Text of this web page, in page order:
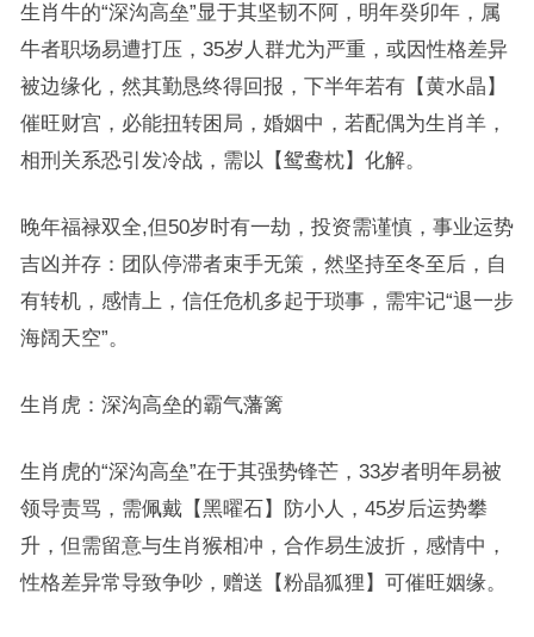
生肖牛的“深沟高垒”显于其坚韧不阿，明年癸卯年，属
牛者职场易遭打压，35岁人群尤为严重，或因性格差异
被边缘化，然其勤恳终得回报，下半年若有【黄水晶】
催旺财宫，必能扭转困局，婚姻中，若配偶为生肖羊，
相刑关系恐引发冷战，需以【鸳鸯枕】化解。
晚年福禄双全,但50岁时有一劫，投资需谨慎，事业运势
吉凶并存：团队停滞者束手无策，然坚持至冬至后，自
有转机，感情上，信任危机多起于琐事，需牢记“退一步
海阔天空”。
生肖虎：深沟高垒的霸气藩篱
生肖虎的“深沟高垒”在于其强势锋芒，33岁者明年易被
领导责骂，需佩戴【黑曜石】防小人，45岁后运势攀
升，但需留意与生肖猴相冲，合作易生波折，感情中，
性格差异常导致争吵，赠送【粉晶狐狸】可催旺姻缘。